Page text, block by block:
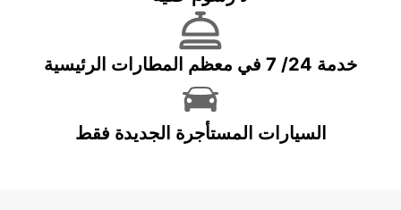
خدمة 24/ 7 في معظم المطارات الرئيسية
السيارات المستأجرة الجديدة فقط